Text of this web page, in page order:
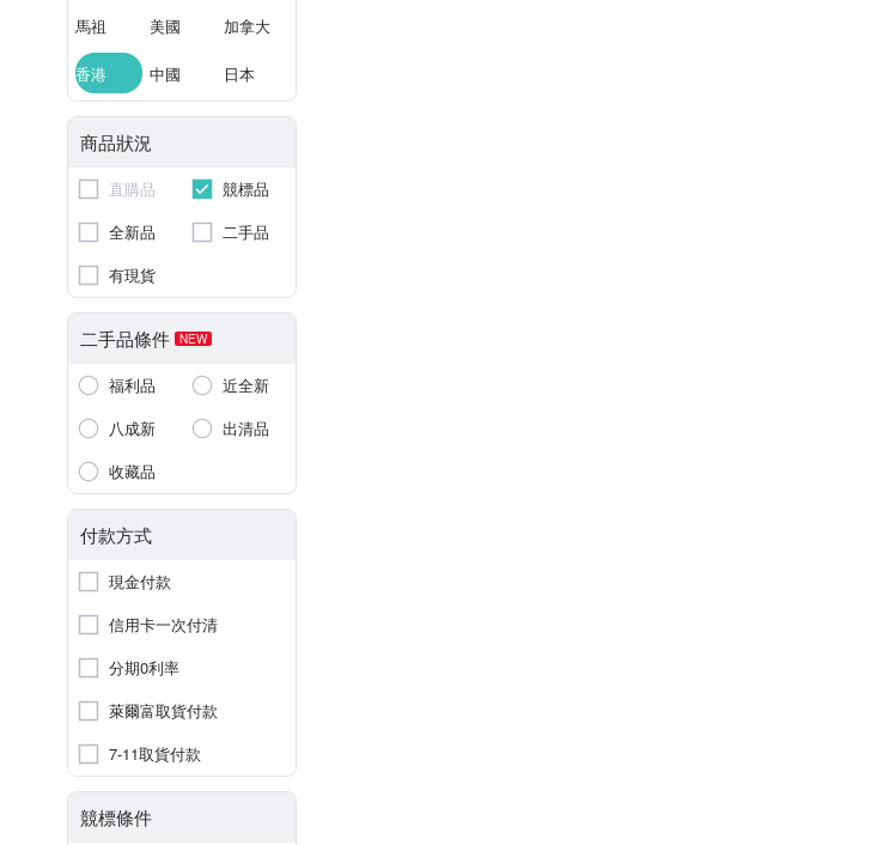
馬祖 美國 加拿大
香港 中國 日本
商品狀況
直購品
競標品
全新品
二手品
有現貨
二手品條件 NEW
福利品
近全新
八成新
出清品
收藏品
付款方式
現金付款
信用卡一次付清
分期0利率
萊爾富取貨付款
7-11取貨付款
競標條件